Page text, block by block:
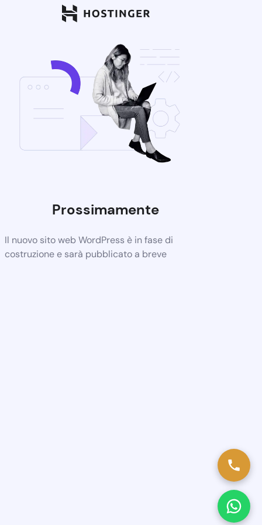
Prossimamente
Il nuovo sito web WordPress è in fase di
costruzione e sarà pubblicato a breve